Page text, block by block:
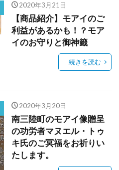
2020年3月21日
【商品紹介】モアイのご
利益があるかも！？モア
イのお守りと御神籤
続きを読む
2020年3月20日
南三陸町のモアイ像贈呈
の功労者マヌエル・トゥ
キ氏のご冥福をお祈りい
たします。